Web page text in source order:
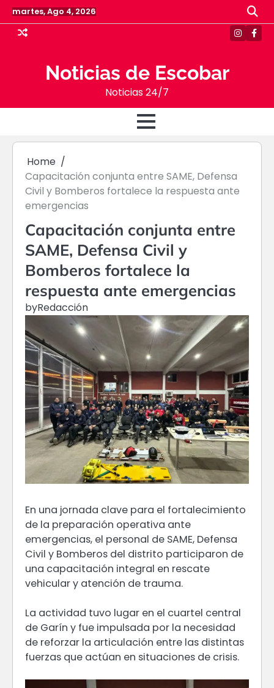
Skip
to
content
martes, Ago 4, 2026
Noticias de Escobar
Noticias 24/7
Home
Capacitación conjunta entre SAME, Defensa
Civil y Bomberos fortalece la respuesta ante
emergencias
Capacitación conjunta entre
SAME, Defensa Civil y
Bomberos fortalece la
respuesta ante emergencias
byRedacción
En una jornada clave para el fortalecimiento
de la preparación operativa ante
emergencias, el personal de SAME, Defensa
Civil y Bomberos del distrito participaron de
una capacitación integral en rescate
vehicular y atención de trauma.
La actividad tuvo lugar en el cuartel central
de Garín y fue impulsada por la necesidad
de reforzar la articulación entre las distintas
fuerzas que actúan en situaciones de crisis.